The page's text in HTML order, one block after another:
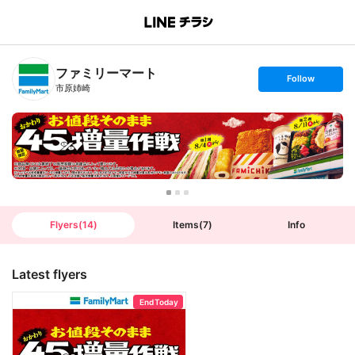
B
n
T
ファミリーマート
市原姉崎
s
t
o
l
l
o
w
Follow
Flyers(14) Items(7) Info
Latest flyers
End Today